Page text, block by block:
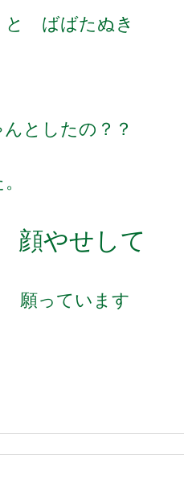
と ばばたぬき
としたの？？
顔やせして
願っています